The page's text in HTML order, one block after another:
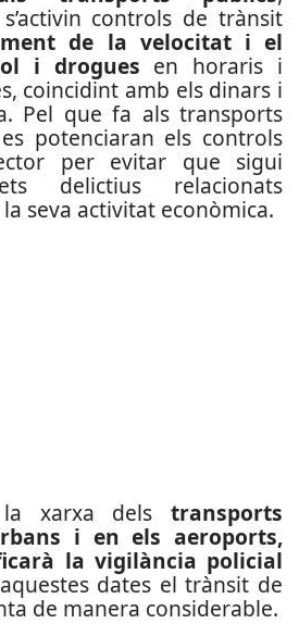
controls de trànsit
de la velocitat i el
i drogues en horaris i
coincidint amb els dinars i
Pel que fa als transports
potenciaran els controls
per evitar que sigui
delictius relacionats
seva activitat econòmica.
la xarxa dels transports
i en els aeroports,
la vigilància policial
dates el trànsit de
de manera considerable.